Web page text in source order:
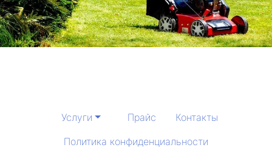
Услуги Прайс
Контакты
Политика конфиденциальности